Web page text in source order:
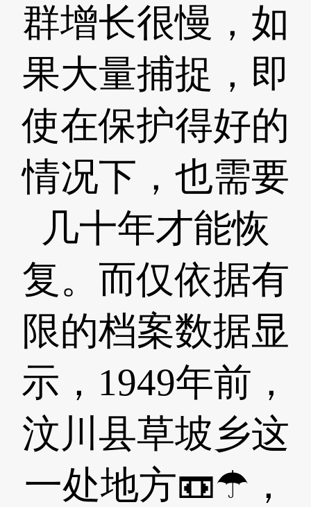
群增长很慢，如
果大量捕捉，即
使在保护得好的
情况下，也需要
几十年才能恢
复。而仅依据有
限的档案数据显
示，1949年前，
汶川县草坡乡这
一处地方📼☂，